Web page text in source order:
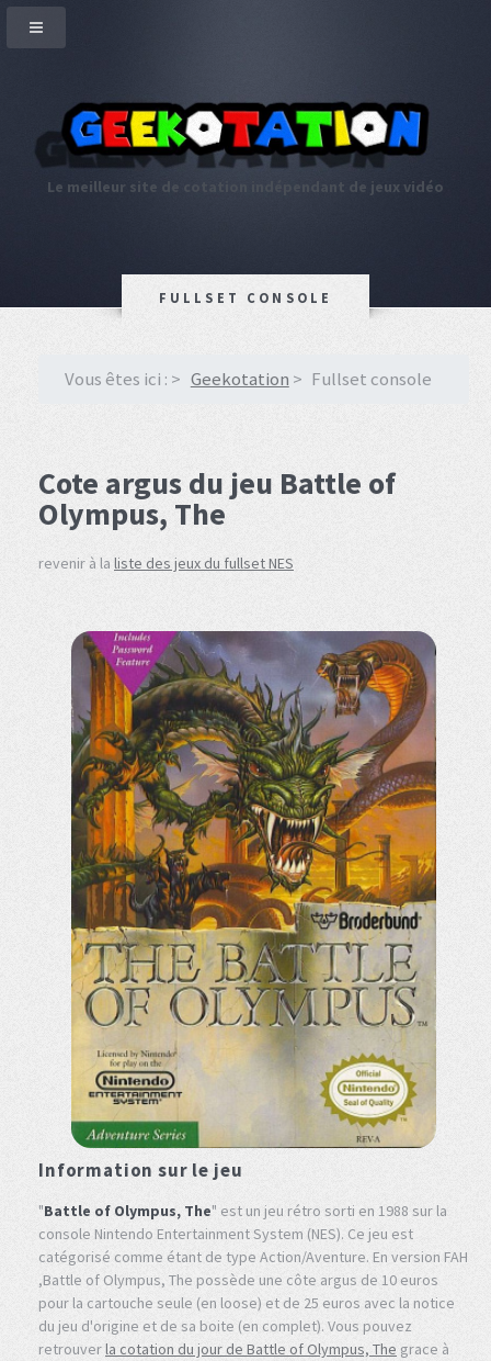
Le meilleur site de cotation indépendant de jeux vidéo
FULLSET CONSOLE
Vous êtes ici : Geekotation Fullset console
Cote argus du jeu Battle of
Olympus, The
revenir à la liste des jeux du fullset NES
Information sur le jeu
"Battle of Olympus, The" est un jeu rétro sorti en 1988 sur la
console Nintendo Entertainment System (NES). Ce jeu est
catégorisé comme étant de type Action/Aventure. En version FAH
,Battle of Olympus, The possède une côte argus de 10 euros
pour la cartouche seule (en loose) et de 25 euros avec la notice
du jeu d'origine et de sa boite (en complet). Vous pouvez
retrouverla cotation du jour de Battle of Olympus, The grace à